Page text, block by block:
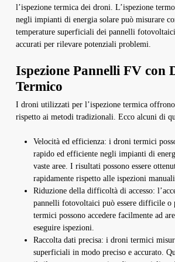
l’ispezione termica dei droni. L’ispezione
negli impianti di energia solare può misurare
temperature superficiali dei pannelli
accurati per rilevare potenziali problemi.
Ispezione Pannelli FV con
Termico
I droni utilizzati per l’ispezione termica
rispetto ai metodi tradizionali. Ecco alcuni di
Velocità ed efficienza: i droni termici
rapido ed efficiente negli impianti di
vaste aree. I risultati possono essere
rapidamente rispetto alle ispezioni manuali.
Riduzione della difficoltà di accesso:
pannelli fotovoltaici può essere difficile o
termici possono accedere facilmente ad
eseguire ispezioni.
Raccolta dati precisa: i droni termici
superficiali in modo preciso e accurato.